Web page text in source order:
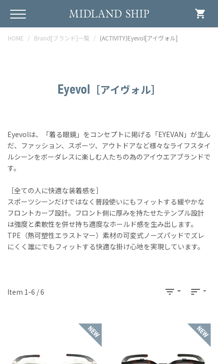
shopping_cart
HOME Brand[ブランド]一覧 (ACTIVITY)Eyevol[アイヴォル]
Eyevol ［アイヴォル］
Eyevolは、「着る眼鏡」をコンセプトに掲げる「EYEVAN」が生ん
だ、ファッション、スポーツ、アウトドアなど様々なライフスタイ
ルシーンをボーダレスに楽しむ人たちの為のアイウエアブランドで
す。
［全ての人に快適な装着感を］
スポーツシーンだけではなく普段使いにもフィットする緩やかな
フロントカーブ設計。フロント側に厚みを持たせたテンプル設計
は強度と柔軟性を併せ持ち適度なホールド感を生み出します。
TPE（熱可塑性エラストマー）素材の可変式ノーズパッドでズレ
にくく誰にでもフィットする快適な掛け心地を実現しています。
Item 1-6 / 6 filter_list sort